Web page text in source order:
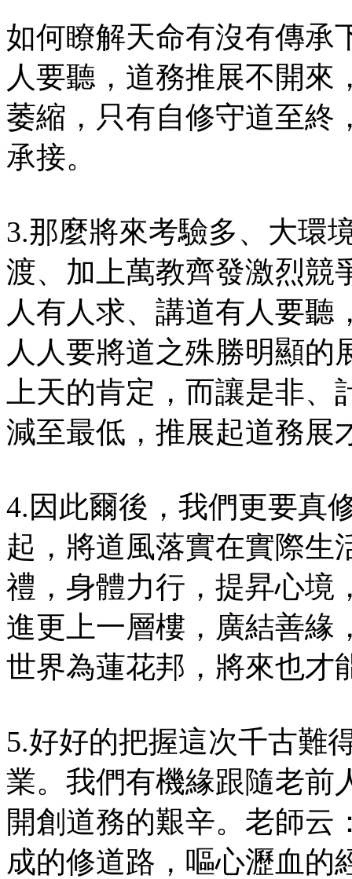
如何瞭解天命有沒有傳承
人要聽，道務推展不開來
萎縮，只有自修守道至終
承接。
3.那麼將來考驗多、大環
渡、加上萬教齊發激烈競
人有人求、講道有人要聽
人人要將道之殊勝明顯的
上天的肯定，而讓是非
減至最低，推展起道務展
4.因此爾後，我們更要真
起，將道風落實在實際生
禮，身體力行，提昇心境
進更上一層樓，廣結善緣
世界為蓮花邦，將來也才
5.好好的把握這次千古難
業。我們有機緣跟隨老前
開創道務的艱辛。老師云
成的修道路，嘔心瀝血的